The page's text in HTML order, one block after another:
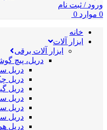
ورود / ثبت نام
0 موارد 0
خانه
ابزار آلات
ابزار آلات برقی
دریل، پیچ
دریل
دریل
دریل
دریل
دریل
دریل
دریل